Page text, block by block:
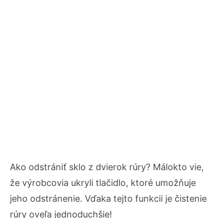
Ako odstrániť sklo z dvierok rúry? Málokto vie,
že výrobcovia ukryli tlačidlo, ktoré umožňuje
jeho odstránenie. Vďaka tejto funkcii je čistenie
rúry oveľa jednoduchšie!